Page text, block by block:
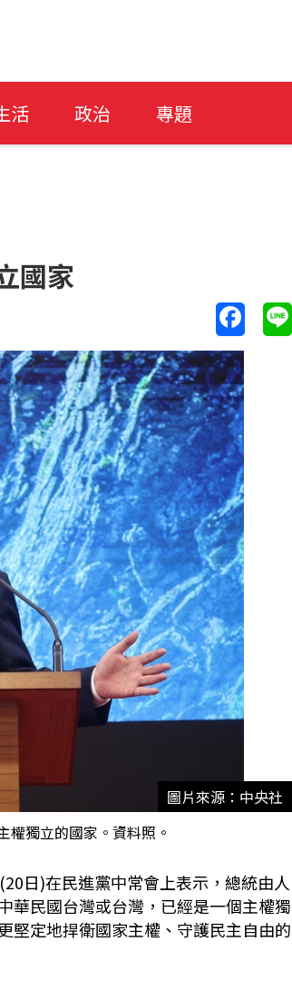
活 政治 專題
國家
圖片來源：中央社
權獨立的國家。資料照。
日)在民進黨中常會上表示，總統由人
華民國台灣或台灣，已經是一個主權獨
堅定地捍衛國家主權、守護民主自由的